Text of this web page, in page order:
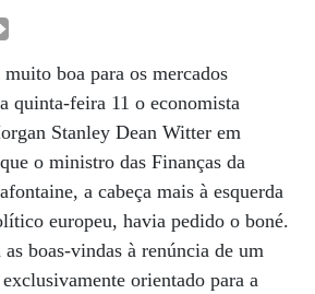
boa para os mercados
quinta-feira 11 o economista
Stanley Dean Witter em
o ministro das Finanças da
a cabeça mais à esquerda
europeu, havia pedido o boné.
boas-vindas à renúncia de um
orientado para a